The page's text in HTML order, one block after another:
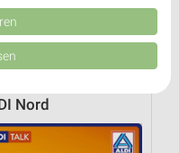
ab 03.08.
Nord
Quellen. Entwicklung und
Daten zur Auswahl
weitergegeben und in die